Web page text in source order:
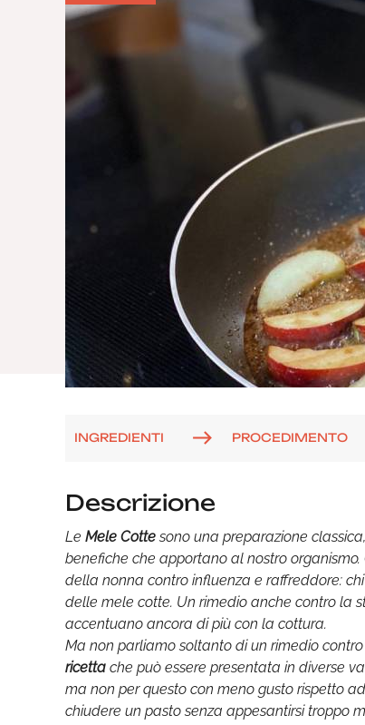
INGREDIENTI PROCEDIMENTO
Descrizione
Le Mele Cottesono una preparazione
benefiche che apportano al nostro organismo.
della nonna contro influenza e raffreddore:
delle mele cotte. Un rimedio anche contro la
accentuano ancora di più con la cottura.
Ma non parliamo soltanto di un rimedio
ricetta che può essere presentata in diverse
ma non per questo con meno gusto rispetto
chiudere un pasto senza appesantirsi troppo